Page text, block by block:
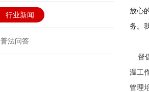
行业新闻
普法问答
放心
务。
督
温工
管理